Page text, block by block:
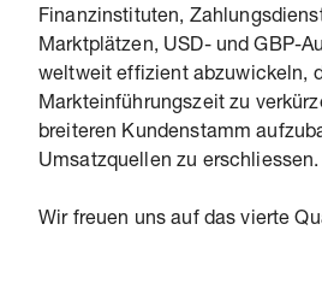
Finanzinstituten,
Marktplätzen, USD- und GBP-
weltweit effizient abzuwickeln,
Markteinführungszeit zu
breiteren Kundenstamm
Umsatzquellen zu erschliessen.
Wir freuen uns auf das vierte